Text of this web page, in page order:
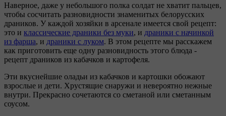
Наверное, даже у небольшого полка солдат не хватит пальцев,
чтобы сосчитать разновидности знаменитых белорусских
драников. У каждой хозяйки в арсенале имеется свой рецепт:
это и классические драники без муки, и драники с начинкой
из фарша, и драники с луком. В этом рецепте мы расскажем
как приготовить еще одну разновидность этого блюда -
рецепт драников из кабачков и картофеля.
Эти вкуснейшие оладьи из кабачков и картошки обожают
взрослые и дети. Хрустящие снаружи и невероятно нежные
внутри. Прекрасно сочетаются со сметаной или сметанным
соусом.